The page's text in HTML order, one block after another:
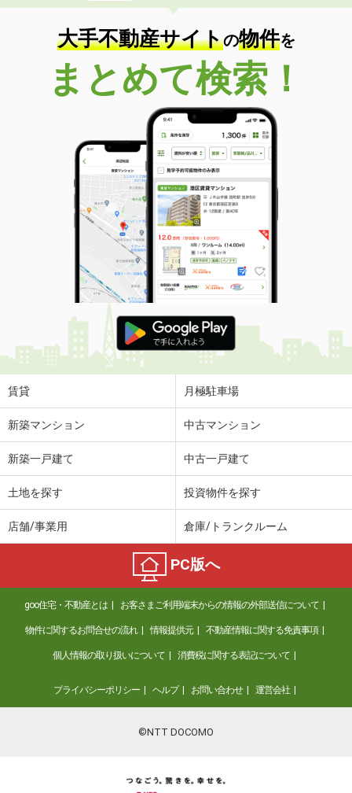
建物面積 143.91m²
土地面積
126.72m²
山口県岩国市周東町差川
価 格
599万円
山口県岩国市周東町差川
113.71m²
土地面積 251m²
山口県防府市自由ケ丘２丁目
価 格
970万円
住 所
山口県防府市自由ケ丘２丁目
建物面積 103.09m²
土地面積 218.33m²
山口県下松市望町３
価 格
3,980万円
住 所
山口県下松市望町３
建物面積
201.44m²
山口県下関市豊浦町大字小串
105.15m²
599万円
住 所
山口県熊毛郡田布施町大字麻郷
建物面積 96.64m²
土地面積
353.28m²
山口県下関市大字伊倉
価 格
2,380万円
住 所
山口県下関市大字伊倉
98.53m²
山口県宇部市大字中宇部
大手不動産サイトの物件を
まとめて検索！
賃貸 月極駐車場
新築マンション 中古マンション
新築一戸建て 中古一戸建て
土地を探す 投資物件を探す
店舗/事業用 倉庫/トランクルーム
PC版へ
goo住宅・不動産とは お客さまご利用端末からの情報の外部送信について
物件に関するお問合せの流れ 情報提供元 不動産情報に関する免責事項
個人情報の取り扱いについて 消費税に関する表記について
プライバシーポリシー ヘルプ お問い合わせ 運営会社
©NTT DOCOMO